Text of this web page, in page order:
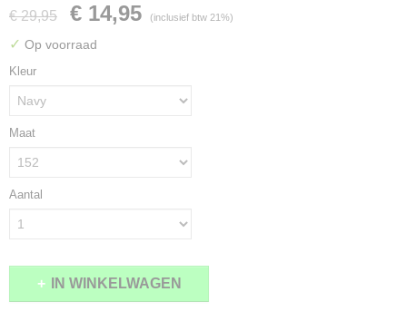
€ 29,95 € 14,95 (inclusief btw 21%)
✓ Op voorraad
Kleur
Maat
Aantal
IN WINKELWAGEN